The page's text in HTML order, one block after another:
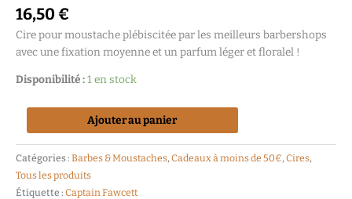
16,50 €
Cire pour moustache plébiscitée par les meilleurs barbershops
avec une fixation moyenne et un parfum léger et floralel !
Disponibilité :1 en stock
Ajouter au panier
Catégories : Barbes & Moustaches, Cadeaux à moins de 50€, Cires,
Tous les produits
Étiquette : Captain Fawcett